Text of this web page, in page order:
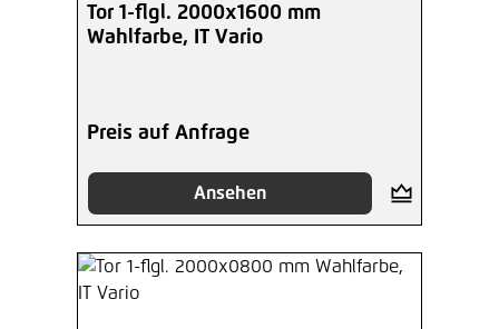
Tor 1-flgl. 2000x1600 mm
Wahlfarbe, IT Vario
Preis auf Anfrage
Ansehen